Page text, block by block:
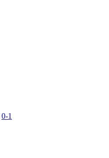
0-1